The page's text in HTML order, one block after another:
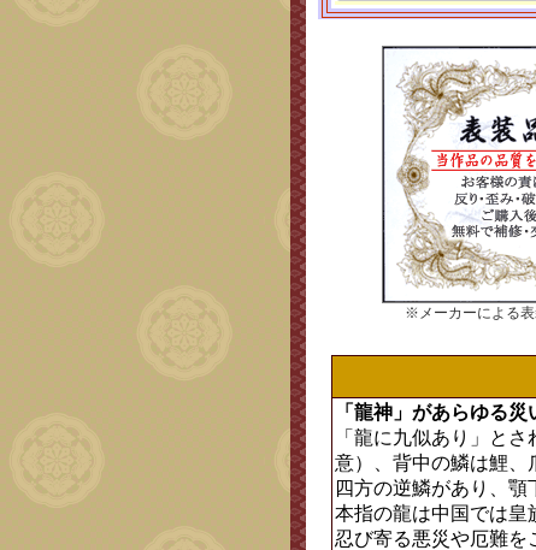
※メーカーによる表
「龍神」があらゆる
「龍に九似あり」と
意）、背中の鱗は鯉、
四方の逆鱗があり、
本指の龍は中国では皇
忍び寄る悪災や厄難を